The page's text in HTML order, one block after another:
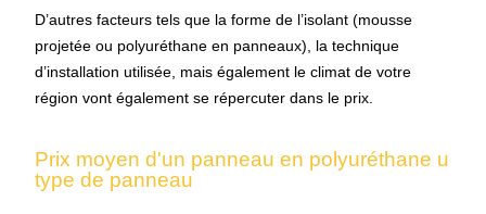
D’autres facteurs tels que la forme de l’isolant (mousse
projetée ou polyuréthane en panneaux), la technique
d’installation utilisée, mais également le climat de votre
région vont également se répercuter dans le prix.
Prix moyen d'un panneau en polyuréthane u
type de panneau